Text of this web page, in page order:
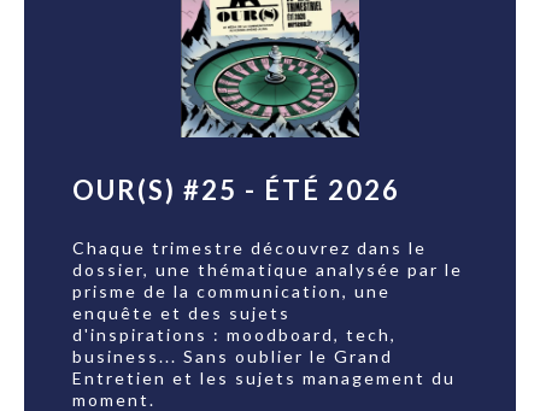
OUR(S) #25 - ÉTÉ 2026
Chaque trimestre découvrez dans le
dossier, une thématique analysée par le
prisme de la communication, une
enquête et des sujets
d'inspirations : moodboard, tech,
business... Sans oublier le Grand
Entretien et les sujets management du
moment.